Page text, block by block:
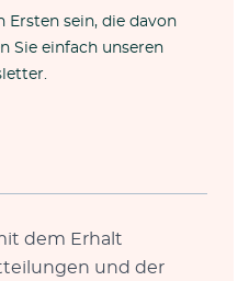
Ersten sein, die davon
Sie einfach unseren
dem Erhalt
und der